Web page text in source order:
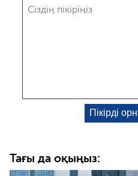
Тағы да оқыңыз: